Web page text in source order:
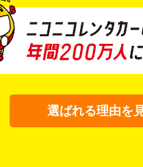
選ばれる理由を